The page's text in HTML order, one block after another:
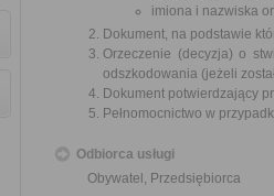
imiona i nazwiska
Dokument, na podstawie
Orzeczenie (decyzja) o
odszkodowania (jeżeli
Dokument potwierdzający
Pełnomocnictwo w
Odbiorca usługi
Obywatel, Przedsiębiorca